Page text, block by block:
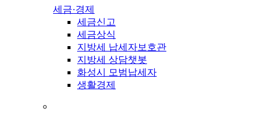
세금·경제
세금신고
세금상식
지방세 납세자보호관
지방세 상담챗봇
화성시 모범납세자
생활경제